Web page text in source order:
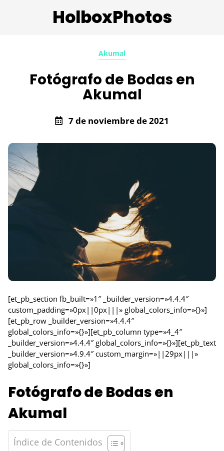
HolboxPhotos
Akumal
Fotógrafo de Bodas en
Akumal
7 de noviembre de 2021
[et_pb_section fb_built=»1″ _builder_version=»4.4.4″
custom_padding=»0px||0px|||» global_colors_info=»{}»]
[et_pb_row _builder_version=»4.4.4″
global_colors_info=»{}»][et_pb_column type=»4_4″
_builder_version=»4.4.4″ global_colors_info=»{}»][et_pb_text
_builder_version=»4.9.4″ custom_margin=»||29px|||»
global_colors_info=»{}»]
Fotógrafo de Bodas en
Akumal
Índice de Contenidos